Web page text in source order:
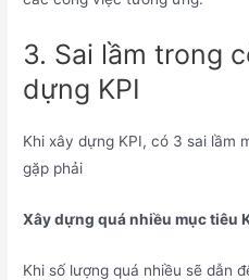
3. Sai lầm trong
dựng KPI
Khi xây dựng KPI, có 3 sai lầm
gặp phải
Xây dựng quá nhiều mục tiêu
Khi số lượng quá nhiều sẽ dẫn